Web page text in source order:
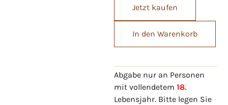
Jetzt kaufen
In den Warenkorb
Abgabe nur an Personen
mit vollendetem 18.
Lebensjahr. Bitte legen Sie